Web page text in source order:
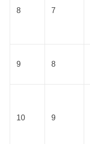
8 7
9 8
10 9